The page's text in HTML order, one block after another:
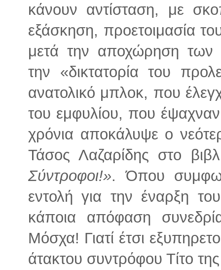
κάνουν αντίσταση, με
εξάσκηση, προετοιμασία
μετά την αποχώρηση των
την «δικτατορία του
ανατολικό μπλοκ, που
του εμφυλίου, που
χρόνια αποκάλυψε ο
Τάσος Λαζαρίδης στο
Σύντροφοι!». Όπου
εντολή για την έναρξη
κάποια απόφαση
Μόσχα! Γιατί έτσι
άτακτου συντρόφου Τίτο